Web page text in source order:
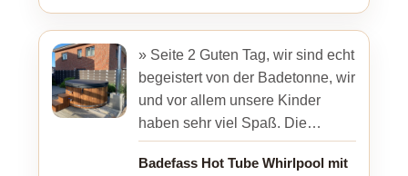
» Seite 2 Guten Tag, wir sind echt
begeistert von der Badetonne, wir
und vor allem unsere Kinder
haben sehr viel Spaß. Die
Qualität ist bisher super, lediglich
die Massagedüsen ...
Badefass Hot Tube Whirlpool mit